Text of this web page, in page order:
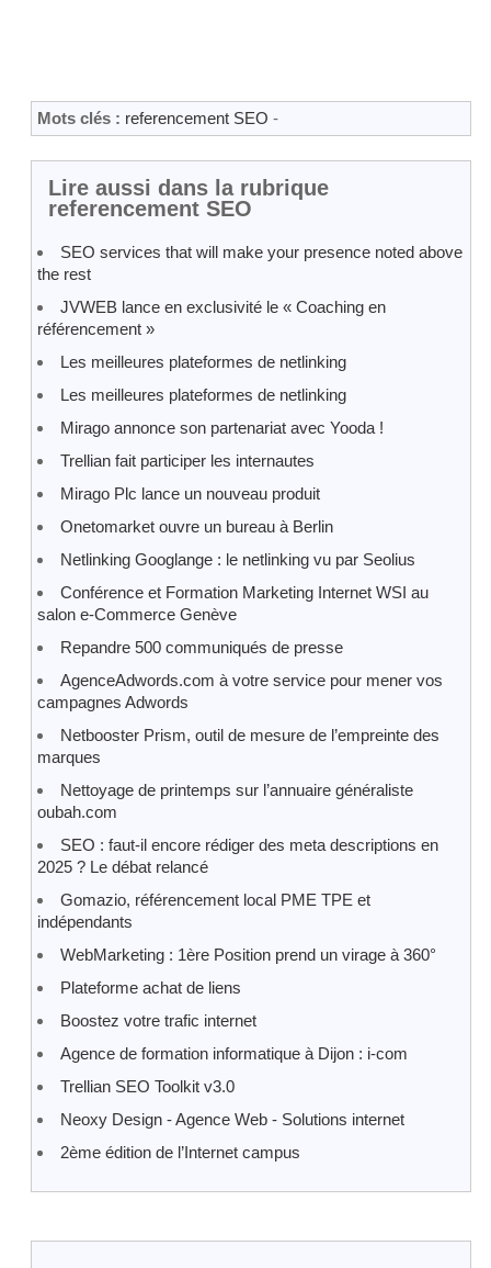
Mots clés : referencement SEO -
Lire aussi dans la rubrique
referencement SEO
SEO services that will make your presence noted above
the rest
JVWEB lance en exclusivité le « Coaching en
référencement »
Les meilleures plateformes de netlinking
Les meilleures plateformes de netlinking
Mirago annonce son partenariat avec Yooda !
Trellian fait participer les internautes
Mirago Plc lance un nouveau produit
Onetomarket ouvre un bureau à Berlin
Netlinking Googlange : le netlinking vu par Seolius
Conférence et Formation Marketing Internet WSI au
salon e-Commerce Genève
Repandre 500 communiqués de presse
AgenceAdwords.com à votre service pour mener vos
campagnes Adwords
Netbooster Prism, outil de mesure de l’empreinte des
marques
Nettoyage de printemps sur l’annuaire généraliste
oubah.com
SEO : faut-il encore rédiger des meta descriptions en
2025 ? Le débat relancé
Gomazio, référencement local PME TPE et
indépendants
WebMarketing : 1ère Position prend un virage à 360°
Plateforme achat de liens
Boostez votre trafic internet
Agence de formation informatique à Dijon : i-com
Trellian SEO Toolkit v3.0
Neoxy Design - Agence Web - Solutions internet
2ème édition de l’Internet campus